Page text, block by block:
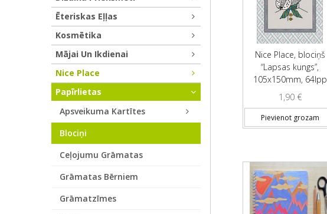
Nice Place, blociņš
“Lapsas kungs”,
105x150mm, 64lpp
1,90 €
Pievienot grozam
Ēteriskas Eļļas
Kosmētika
Mājai Un Ikdienai
Nice Place
Papīrlietas
Apsveikuma Kartītes
Blociņi
Ceļojumu Grāmatas
Grāmatas Bērniem
Grāmatzīmes